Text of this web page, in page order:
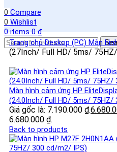
0 Compare
0 Wishlist
0items 0₫
Trang chủDeskop (PC) Màn
(27Inch/ Full HD/ 5ms/
Màn hình cảm ứng HP
(24.0Inch/ Full HD/ 5ms/ 75HZ/
Giá gốc là: 7.190.000 ₫.
6.680.000 ₫.
Back to products